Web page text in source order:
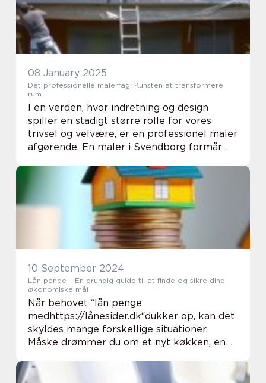
08 January 2025
Det professionelle malerfag: Kunsten at transformere
rum
I en verden, hvor indretning og design
spiller en stadigt større rolle for vores
trivsel og velvære, er en professionel maler
afgørende. En maler i Svendborg formår
10 September 2024
Lån penge – En grundig guide til at finde og sikre dine
økonomiske mål
Når behovet “lån penge
medhttps://lånesider.dk“dukker op, kan det
skyldes mange forskellige situationer.
Måske drømmer du om et nyt køkken, en
u...